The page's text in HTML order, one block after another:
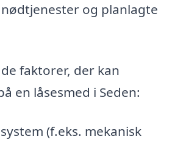
og planlagte
faktorer, der kan
en låsesmed i Seden:
(f.eks. mekanisk